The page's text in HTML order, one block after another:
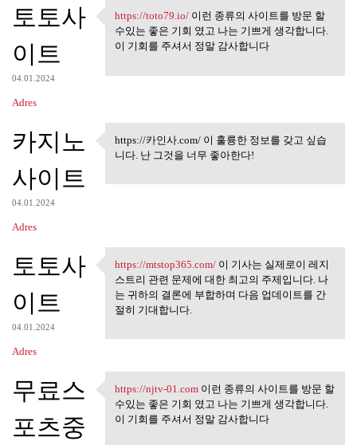
토토사
이트
04.01.2024
Adres
https://toto79.io/ 이런 종류의
https://toto79.io/이런 종류의 사이트를 방문 할
수있는 좋은 기회 였고 나는 기쁘게 생각합니다.
이 기회를 주셔서 정말 감사합니다
카지노
사이트
04.01.2024
Adres
https://카인사.com/ 이 훌륭한 정보
https://카인사.com/ 이 훌륭한 정보를 갖고 싶습
니다. 난 그것을 너무 좋아한다!
토토사
이트
04.01.2024
Adres
https://mtstop365.com/ 이 기사는
https://mtstop365.com/이 기사는 실제로이 레지
스트리 관련 문제에 대한 최고의 주제입니다. 나
는 귀하의 결론에 부합하며 다음 업데이트를 간
절히 기대합니다.
무료스
포츠중
https://njtv-01.com 이런 종류의
https://njtv-01.com이런 종류의 사이트를 방문 할
수있는 좋은 기회 였고 나는 기쁘게 생각합니다.
이 기회를 주셔서 정말 감사합니다